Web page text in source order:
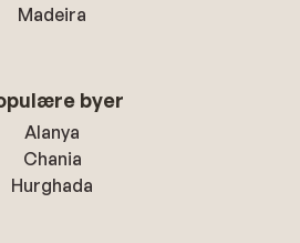
Madeira
byer
Alanya
Chania
Hurghada